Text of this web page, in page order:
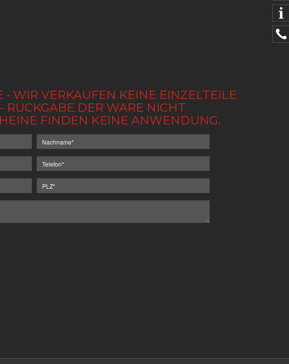
WIR VERKAUFEN KEINE EINZELTEILE
DER WARE NICHT
FINDEN KEINE ANWENDUNG.